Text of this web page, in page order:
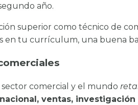
año.
superior como técnico de
en tu currículum, una buena
sector comercial y el mundo
ventas,